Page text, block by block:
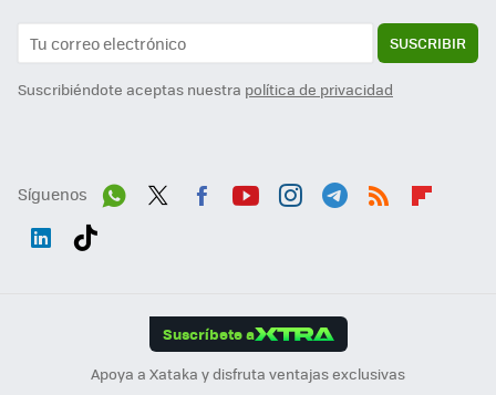
SUSCRIBIR
Suscribiéndote aceptas nuestra política de privacidad
Síguenos
Suscríbete a
Apoya a Xataka y disfruta ventajas exclusivas